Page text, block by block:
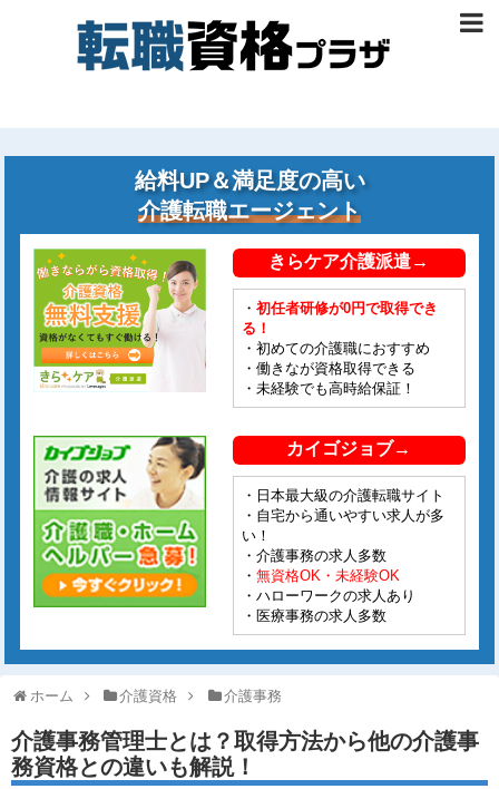
給料UP＆満足度の高い
介護転職エージェント
きらケア介護派遣→
・初任者研修が0円で取得でき
る！
・初めての介護職におすすめ
・働きなが資格取得できる
・未経験でも高時給保証！
カイゴジョブ→
・日本最大級の介護転職サイト
・自宅から通いやすい求人が多
い！
・介護事務の求人多数
・無資格OK・未経験OK
・ハローワークの求人あり
・医療事務の求人多数
ホーム 介護資格 介護事務
介護事務管理士とは？取得方法から他の介護事
務資格との違いも解説！